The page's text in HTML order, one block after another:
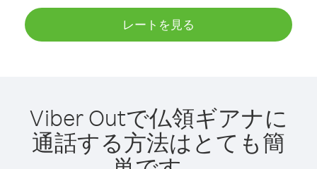
レートを見る
Viber Outで仏領ギアナに
通話する方法はとても簡